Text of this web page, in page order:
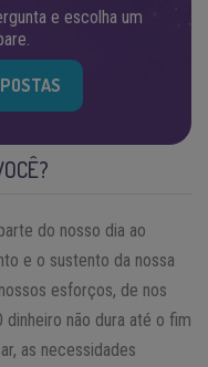
e escolha um
do nosso dia ao
e o sustento da nossa
esforços, de nos
dinheiro não dura até o fim
as necessidades